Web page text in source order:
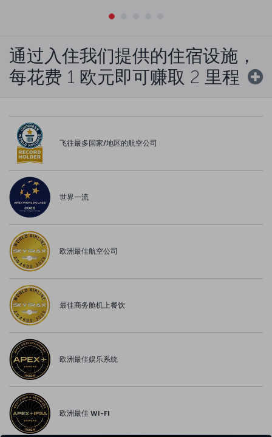
通过入住我们提供的住宿设施，
每花费 1 欧元即可赚取 2 里程
飞往最多国家/地区的航空公司
世界一流
欧洲最佳航空公司
最佳商务舱机上餐饮
欧洲最佳娱乐系统
欧洲最佳 WI-FI